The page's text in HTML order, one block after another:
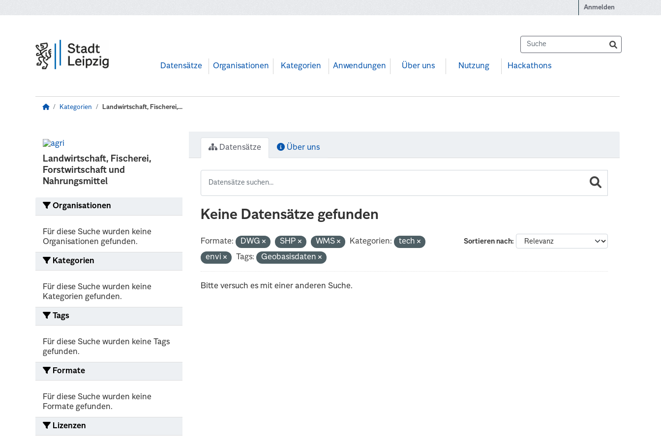
Anmelden
Datensätze Organisationen Kategorien Anwendungen Über uns Nutzung Hackathons
Kategorien Landwirtschaft, Fischerei,...
Landwirtschaft, Fischerei,
Forstwirtschaft und
Nahrungsmittel
Organisationen
Für diese Suche wurden keine
Organisationen gefunden.
Kategorien
Für diese Suche wurden keine
Kategorien gefunden.
Tags
Für diese Suche wurden keine Tags
gefunden.
Formate
Für diese Suche wurden keine
Formate gefunden.
Lizenzen
Datensätze Über uns
Keine Datensätze gefunden
Sortieren nach
Formate: DWG SHP WMS Kategorien:
tech
envi
Tags: Geobasisdaten
Bitte versuch es mit einer anderen Suche.